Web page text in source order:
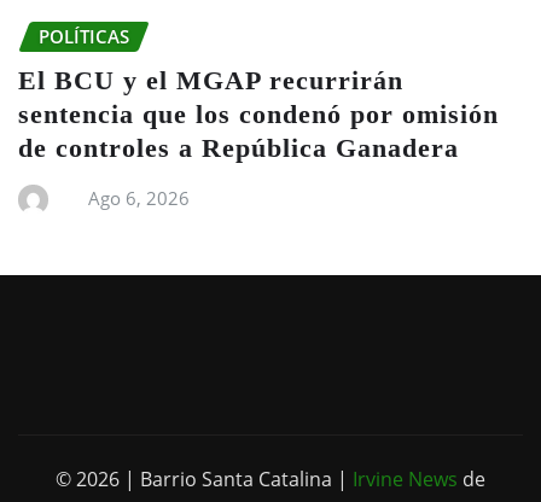
POLÍTICAS
El BCU y el MGAP recurrirán
sentencia que los condenó por omisión
de controles a República Ganadera
Ago 6, 2026
© 2026 | Barrio Santa Catalina | Irvine News de